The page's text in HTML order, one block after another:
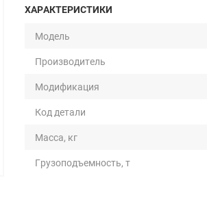
ХАРАКТЕРИСТИКИ
Модель
Производитель
Модификация
Код детали
Масса, кг
Грузоподъемность, т